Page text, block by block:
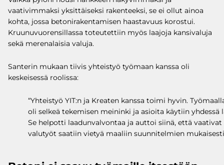
vaativimmaksi yksittäiseksi rakenteeksi, se ei ollut ainoa
kohta, jossa betonirakentamisen haastavuus korostui.
Kruunuvuorensillassa toteutettiin myös laajoja kansivaluja
sekä merenalaisia valuja.
Santerin mukaan tiivis yhteistyö työmaan kanssa oli
keskeisessä roolissa:
“Yhteistyö YIT:n ja Kreaten kanssa toimi hyvin.
oli selkeä tekemisen meininki ja asioita käytiin yhdessä
Se helpotti laadunvalvontaa ja auttoi siinä, että vaativat
valutyöt saatiin vietyä maaliin suunnitelmien